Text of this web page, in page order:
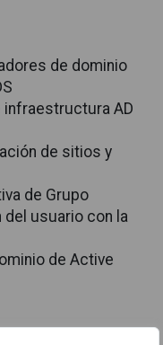
de dominio
infraestructura AD
de sitios y
de Grupo
usuario con la
de Active